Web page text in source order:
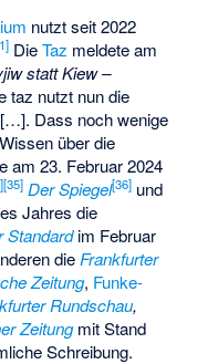
nutzt seit 2022
] DieTaz meldete am
statt Kiew –
taz nutzt nun die
Dass noch wenige
über die
am 23. Februar 2024
][35] Der Spiegel[36] und
Jahres die
Standardim Februar
die Frankfurter
Zeitung, Funke-
Rundschau,
Zeitungmit Stand
Schreibung.